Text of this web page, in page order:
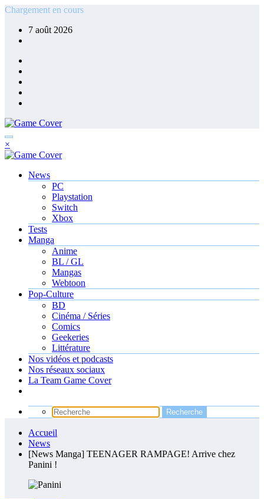
Aller
contenu
Chargement en cours
7 août 2026
×
News
PC
Playstation
Switch
Xbox
Tests
Manga
Anime
BL / GL
Mangas
Webtoon
Pop-Culture
BD
Cinéma / Séries
Comics
Geekeries
Littérature
Nos vidéos et podcasts
Nos réseaux sociaux
La Team Game Cover
Accueil
News
[News Manga] TEENAGER RAMPAGE! Arrive chez
Panini !